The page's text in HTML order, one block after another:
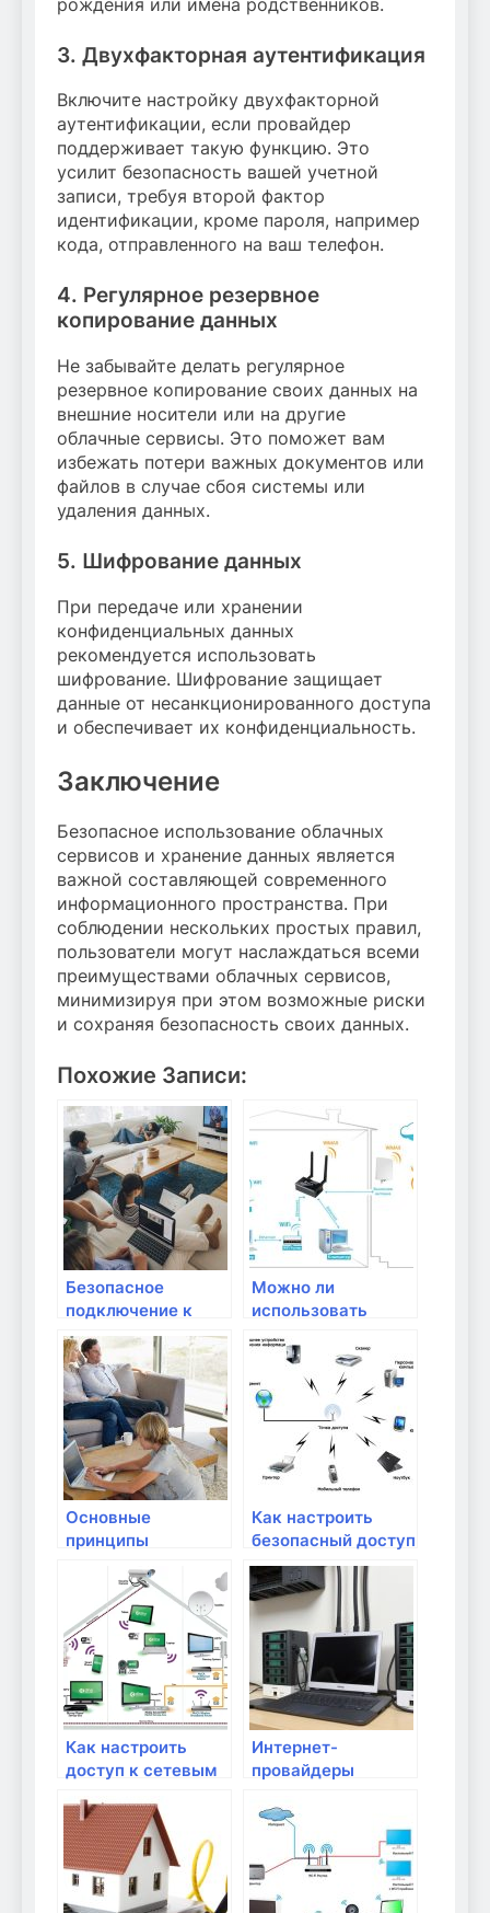
3. Двухфакторная аутентификация
Включите настройку двухфакторной
аутентификации, если провайдер
поддерживает такую функцию. Это
усилит безопасность вашей учетной
записи, требуя второй фактор
идентификации, кроме пароля, например
кода, отправленного на ваш телефон.
4. Регулярное резервное
копирование данных
Не забывайте делать регулярное
резервное копирование своих данных на
внешние носители или на другие
облачные сервисы. Это поможет вам
избежать потери важных документов или
файлов в случае сбоя системы или
удаления данных.
5. Шифрование данных
При передаче или хранении
конфиденциальных данных
рекомендуется использовать
шифрование. Шифрование защищает
данные от несанкционированного доступа
и обеспечивает их конфиденциальность.
Заключение
Безопасное использование облачных
сервисов и хранение данных является
важной составляющей современного
информационного пространства. При
соблюдении нескольких простых правил,
пользователи могут наслаждаться всеми
преимуществами облачных сервисов,
минимизируя при этом возможные риски
и сохраняя безопасность своих данных.
Похожие Записи:
Безопасное
подключение к
общедоступным
Wi-Fi точкам
Можно ли
использовать
провайдера
интернета?
Основные
принципы
домашней сети
Как настроить
безопасный доступ
к Wi-Fi сети из
интернета
Как настроить
доступ к сетевым
удаленному
доступу?
Интернет-
провайдеры